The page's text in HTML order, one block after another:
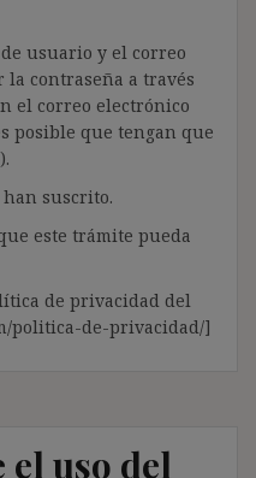
usuario y el correo
contraseña a través
el correo electrónico
posible que tengan que
han suscrito.
este trámite pueda
de privacidad del
politica-de-privacidad/]
uso del